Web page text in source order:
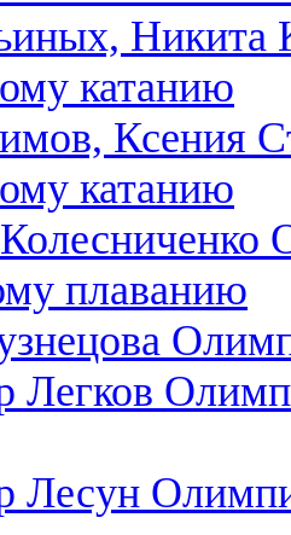
Никита
катанию
Ксения
катанию
плаванию
Легков
Лесун